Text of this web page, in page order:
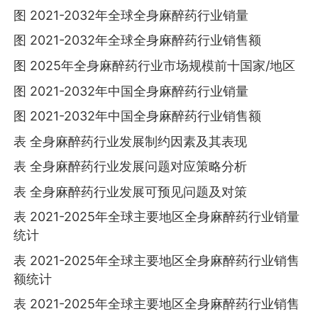
图 2021-2032年全球全身麻醉药行业销量
图 2021-2032年全球全身麻醉药行业销售额
图 2025年全身麻醉药行业市场规模前十国家/地区
图 2021-2032年中国全身麻醉药行业销量
图 2021-2032年中国全身麻醉药行业销售额
表 全身麻醉药行业发展制约因素及其表现
表 全身麻醉药行业发展问题对应策略分析
表 全身麻醉药行业发展可预见问题及对策
表 2021-2025年全球主要地区全身麻醉药行业销量
统计
表 2021-2025年全球主要地区全身麻醉药行业销售
额统计
表 2021-2025年全球主要地区全身麻醉药行业销售